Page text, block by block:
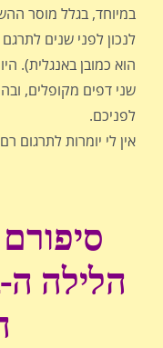
במיוחד, בגלל מוסר
לנכון לפני שנים
הוא כמובן באנגלית).
שני דפים מקופלים,
לפניכם.
אין לי יומרות לתרגום